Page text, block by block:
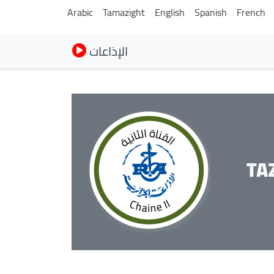
Arabic Tamazight English Spanish French
الإذاعات